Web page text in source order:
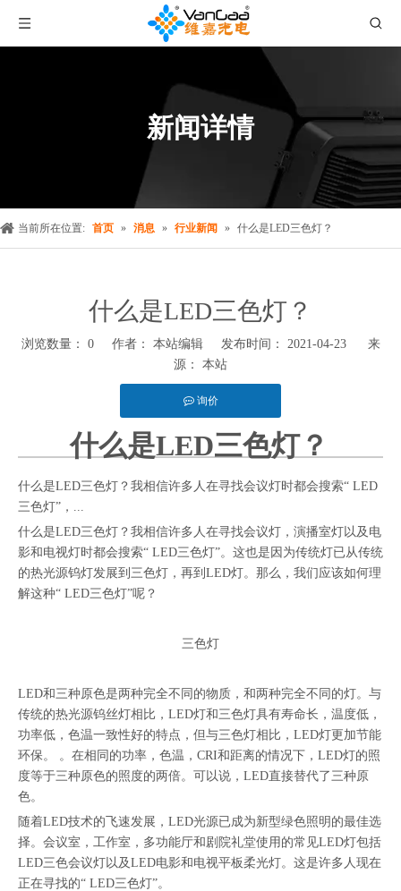
新闻详情
当前所在位置: 首页 » 消息 » 行业新闻 » 什么是LED三色灯？
什么是LED三色灯？
浏览数量： 0作者： 本站编辑 发布时间： 2021-04-23 来
源： 本站
询价
["facebook","twitter","line","wechat","linkedin","pinterest","whatsapp"]
什么是LED三色灯？
什么是LED三色灯？我相信许多人在寻找会议灯时都会搜索“ LED
三色灯”，...
什么是LED三色灯？我相信许多人在寻找会议灯，演播室灯以及电
影和电视灯时都会搜索“ LED三色灯”。这也是因为传统灯已从传统
的热光源钨灯发展到三色灯，再到LED灯。那么，我们应该如何理
解这种“ LED三色灯”呢？
三色灯
LED和三种原色是两种完全不同的物质，和两种完全不同的灯。与
传统的热光源钨丝灯相比，LED灯和三色灯具有寿命长，温度低，
功率低，色温一致性好的特点，但与三色灯相比，LED灯更加节能
环保。 。在相同的功率，色温，CRI和距离的情况下，LED灯的照
度等于三种原色的照度的两倍。可以说，LED直接替代了三种原
色。
随着LED技术的飞速发展，LED光源已成为新型绿色照明的最佳选
择。会议室，工作室，多功能厅和剧院礼堂使用的常见LED灯包括
LED三色会议灯以及LED电影和电视平板柔光灯。这是许多人现在
正在寻找的“ LED三色灯”。